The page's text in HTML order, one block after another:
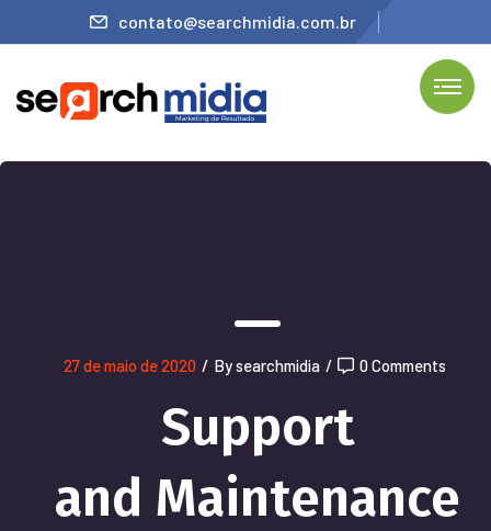
contato@searchmidia.com.br
27 de maio de 2020 / By searchmidia / 0 Comments
Support
and Maintenance